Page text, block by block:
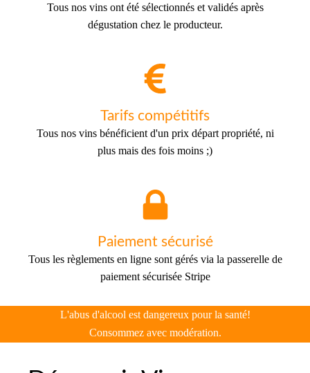
Tous nos vins ont été sélectionnés et validés après
dégustation chez le producteur.
Tarifs compétitifs
Tous nos vins bénéficient d'un prix départ propriété, ni
plus mais des fois moins ;)
Paiement sécurisé
Tous les règlements en ligne sont gérés via la passerelle de
paiement sécurisée Stripe
L'abus d'alcool est dangereux pour la santé!
Consommez avec modération.